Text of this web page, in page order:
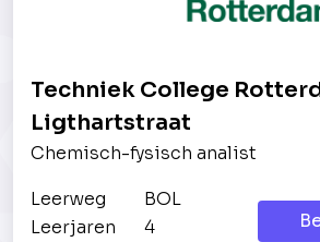
Techniek College
Ligthartstraat
Chemisch-fysisch analist
Leerweg
BOL
Leerjaren
4